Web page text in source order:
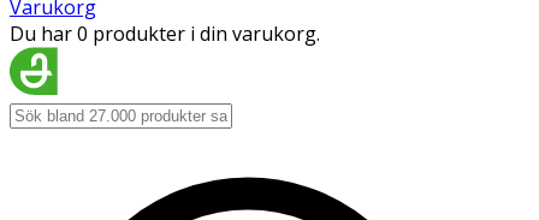
Varukorg
Du har 0 produkter i din varukorg.